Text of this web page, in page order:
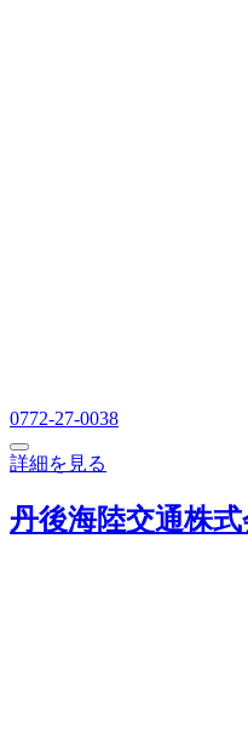
0772-27-0038
詳細を見る
丹後海陸交通株